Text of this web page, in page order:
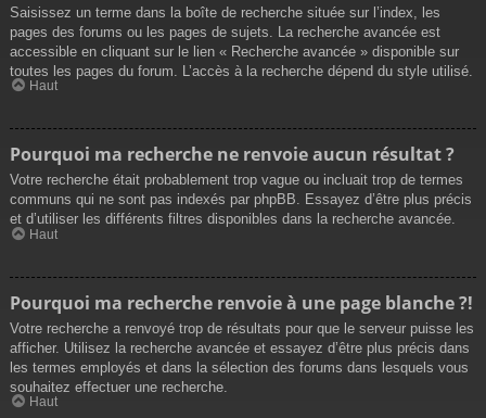
Saisissez un terme dans la boîte de recherche située sur l’index, les
pages des forums ou les pages de sujets. La recherche avancée est
accessible en cliquant sur le lien « Recherche avancée » disponible sur
toutes les pages du forum. L’accès à la recherche dépend du style utilisé.
Haut
Pourquoi ma recherche ne renvoie aucun résultat ?
Votre recherche était probablement trop vague ou incluait trop de termes
communs qui ne sont pas indexés par phpBB. Essayez d’être plus précis
et d’utiliser les différents filtres disponibles dans la recherche avancée.
Haut
Pourquoi ma recherche renvoie à une page blanche ?!
Votre recherche a renvoyé trop de résultats pour que le serveur puisse les
afficher. Utilisez la recherche avancée et essayez d’être plus précis dans
les termes employés et dans la sélection des forums dans lesquels vous
souhaitez effectuer une recherche.
Haut